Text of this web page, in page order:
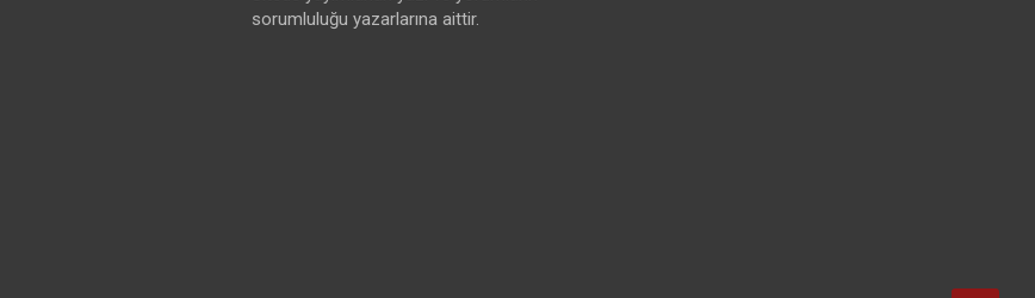
sorumluluğu yazarlarına aittir.